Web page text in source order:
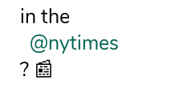
in the
@nytimes
? 📰